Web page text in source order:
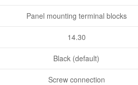
Panel mounting terminal blocks
14.30
Black (default)
Screw connection